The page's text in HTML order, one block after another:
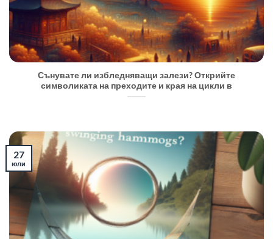
Сънувате ли избледняващи залези? Открийте
символиката на преходите и края на цикли в
27
юли